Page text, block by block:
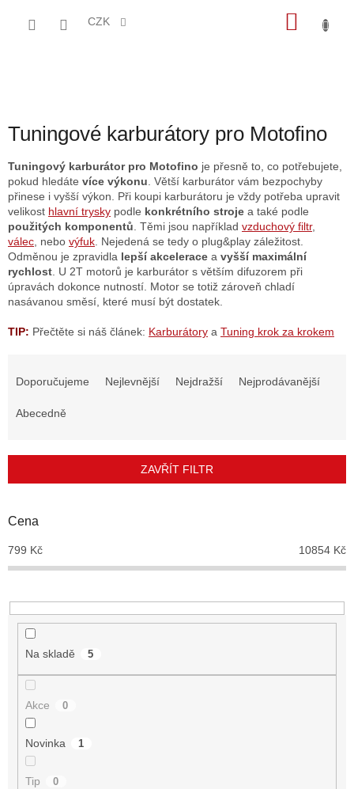
CZK
Tuningové karburátory pro Motofino
Tuningový karburátor pro Motofino je přesně to, co potřebujete,
pokud hledáte více výkonu . Větší karburátor vám bezpochyby
přinese i vyšší výkon. Při koupi karburátoru je vždy potřeba upravit
velikost hlavní trysky podle konkrétního stroje a také podle
použitých komponentů . Těmi jsou například vzduchový filtr,
válec , nebo výfuk . Nejedená se tedy o plug&play záležitost.
Odměnou je zpravidla lepší akcelerace a vyšší maximální
rychlost . U 2T motorů je karburátor s větším difuzorem při
úpravách dokonce nutností. Motor se totiž zároveň chladí
nasávanou směsí, které musí být dostatek.
TIP: Přečtěte si náš článek: Karburátory a Tuning krok za krokem
r
d
k
t
Doporučujeme Nejlevnější Nejdražší Nejprodávanější
Abecedně
ZAVŘÍT FILTR
Cena
799 Kč 10854 Kč
Na skladě 5
Akce 0
Novinka 1
Tip 0